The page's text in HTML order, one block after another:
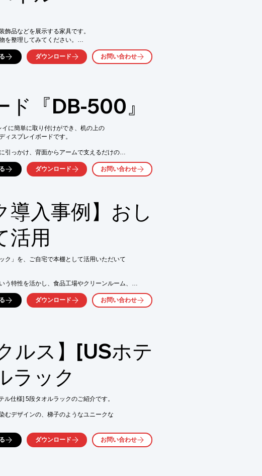
飾品などを展示する家具です。
を整理してみてください。
ものにしてくれます。
スペースに保管してみてください。
で内部を透視して見ることができます。
比較して信頼性が高く、単価が安くて家具や家電製品
い
ダウンロード お問い合わせ
『DB-500』
イに簡単に取り付けができ、机の上の
ィスプレイボードです。
引っかけ、背面からアームで支えるだけの
調整可能。
スマートフォンを立てかけたりできます。
ダウンロード お問い合わせ
導入事例】おし
活用
ク」を、ご自宅で本棚として活用いただいて
う特性を活かし、食品工場やクリーンルーム、
ことの多い製品。
、お部屋の雰囲気に合わせて高級感のある
てもご使用いただけますので、導入を
お気軽にお問い合わせください。
沢がおしゃれな空間を演出
能
くか、お気軽にお問い合わせ下さい。
ダウンロード お問い合わせ
ルス】[USホテ
ラック
ル仕様] 5段タオルラックのご紹介です。
むデザインの、梯子のようなユニークな
の水まわりだけでなく、リビングや玄関で
スタイルに合わせ自由に使えます。
ダウンロード お問い合わせ